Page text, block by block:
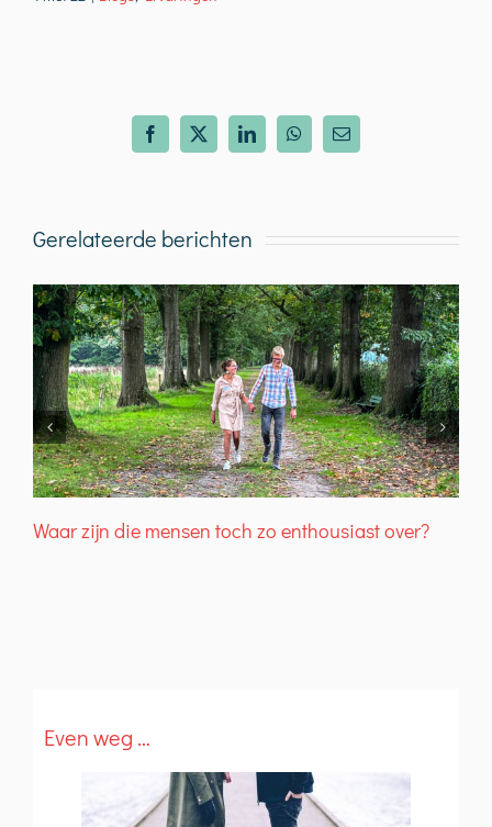
Facebook
X LinkedInWhatsApp
E-
mail
Gerelateerde berichten
Waar zijn die mensen toch zo enthousiast over?
Even weg …